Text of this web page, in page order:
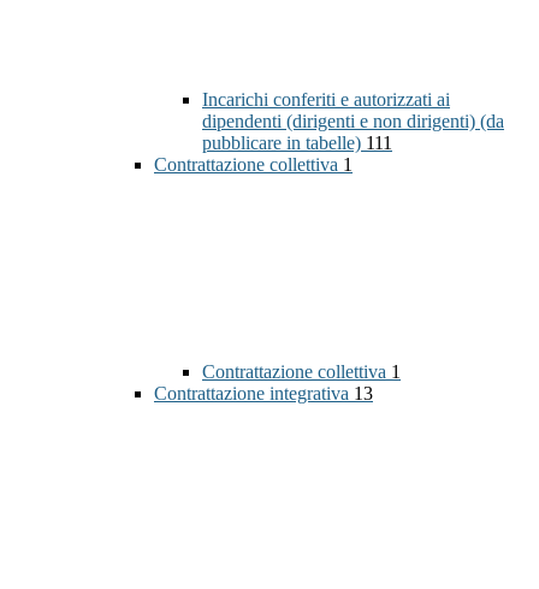
Incarichi conferiti e autorizzati ai
dipendenti (dirigenti e non dirigenti) (da
pubblicare in tabelle) 111
Contrattazione collettiva 1
Contrattazione collettiva 1
Contrattazione integrativa 13